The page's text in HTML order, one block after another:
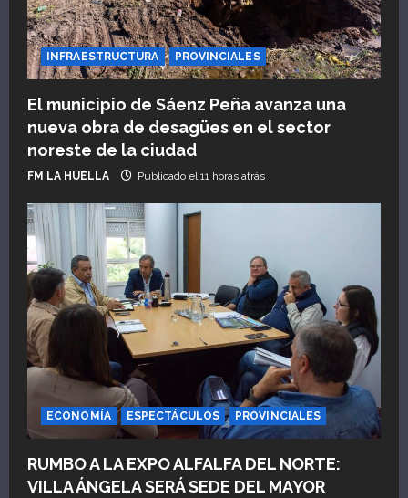
INFRAESTRUCTURA PROVINCIALES
El municipio de Sáenz Peña avanza una
nueva obra de desagües en el sector
noreste de la ciudad
FM LA HUELLA Publicado el 11 horas atrás
ECONOMÍA ESPECTÁCULOS PROVINCIALES
RUMBO A LA EXPO ALFALFA DEL NORTE:
VILLA ÁNGELA SERÁ SEDE DEL MAYOR